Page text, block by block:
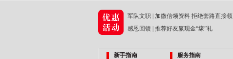
军队文职 | 加微信领资料 拒绝套路直接领
感恩回馈 | 推荐好友赢现金“壕”礼
新手指南
服务指南